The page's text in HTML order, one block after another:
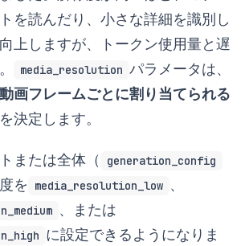
を読んだり、小さな詳細を識別し
上しますが、トークン使用量と遅
media_resolution パラメータは、
画フレームごとに割り当てられる
を決定します。
または全体（ generation_config
を media_resolution_low 、
、または
に設定できるようになりま